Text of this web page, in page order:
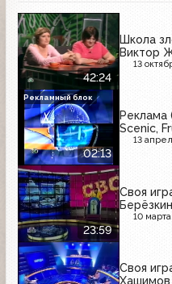
42:24
Школа
Виктор
13
02:13
Реклама
Scenic,
13
Рекламный блок
23:59
Своя
10
Своя
Хашимов